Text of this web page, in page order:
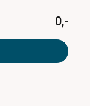
0,-